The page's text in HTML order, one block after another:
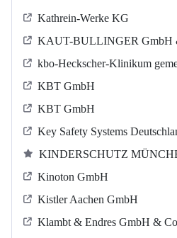
Kathrein-Werke KG
KAUT-BULLINGER GmbH
kbo-Heckscher-Klinikum
KBT GmbH
KBT GmbH
Key Safety Systems
KINDERSCHUTZ
Kinoton GmbH
Kistler Aachen GmbH
Klambt & Endres GmbH &